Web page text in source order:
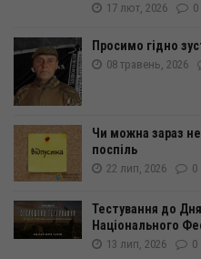
17 лют, 2026 0
Просимо гідно
08 травень, 2026
Чи можна зараз
поспіль
22 лип, 2026 0
Тестування до Дня
Національного
13 лип, 2026 0